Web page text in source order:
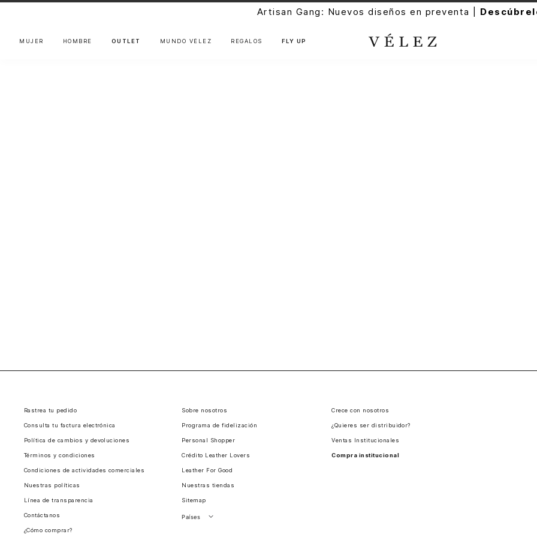
Artisan Gang: Nuevos diseños en preventa |
MUJER HOMBRE OUTLET MUNDO VÉLEZ REGALOS FLY UP
Rastrea tu pedido
Consulta tu factura electrónica
Política de cambios y devoluciones
Términos y condiciones
Condiciones de actividades comerciales
Nuestras políticas
Línea de transparencia
Contáctanos
¿Cómo comprar?
Sobre nosotros
Programa de fidelización
Personal Shopper
Crédito Leather Lovers
Leather For Good
Nuestras tiendas
Sitemap
Países
Crece con nosotros
¿Quieres ser distribuidor?
Ventas Institucionales
Compra institucional